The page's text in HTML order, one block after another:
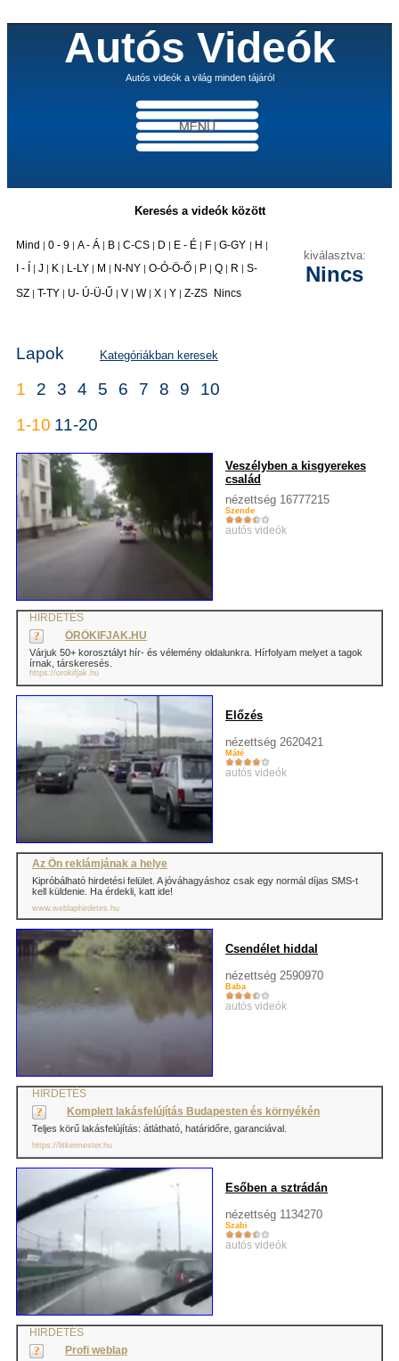
Autós Videók
Autós videók a világ minden tájáról
Keresés a videók között
Mind | 0 - 9 | A - Á | B | C-CS | D | E - É | F | G-GY | H |
I - Í | J | K | L-LY | M | N-NY | O-Ó-Ö-Ő | P | Q | R | S-
SZ | T-TY | U- Ú-Ü-Ű | V | W | X | Y | Z-ZS Nincs
kiválasztva:
Nincs
Lapok Kategóriákban keresek
1 2 3 4 5 6 7 8 9
10
1-10 11-20
Veszélyben a kisgyerekes
család
nézettség 16777215
Szende
autós videók
HIRDETÉS
ÖRÖKIFJAK.HU
Várjuk 50+ korosztályt hír- és vélemény oldalunkra. Hírfolyam melyet a tagok
írnak, társkeresés.
https://orokifjak.hu
Előzés
nézettség 2620421
Máté
autós videók
Az Ön reklámjának a helye
Kipróbálható hirdetési felület. A jóváhagyáshoz csak egy normál díjas SMS-t
kell küldenie. Ha érdekli, katt ide!
www.weblaphirdetes.hu
Csendélet hiddal
nézettség 2590970
Baba
autós videók
HIRDETÉS
Komplett lakásfelújítás Budapesten és környékén
Teljes körű lakásfelújítás: átlátható, határidőre, garanciával.
https://litkeimester.hu
Esőben a sztrádán
nézettség 1134270
Szabi
autós videók
HIRDETÉS
Profi weblap